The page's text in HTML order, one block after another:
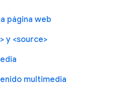
página web
y <source>
multimedia